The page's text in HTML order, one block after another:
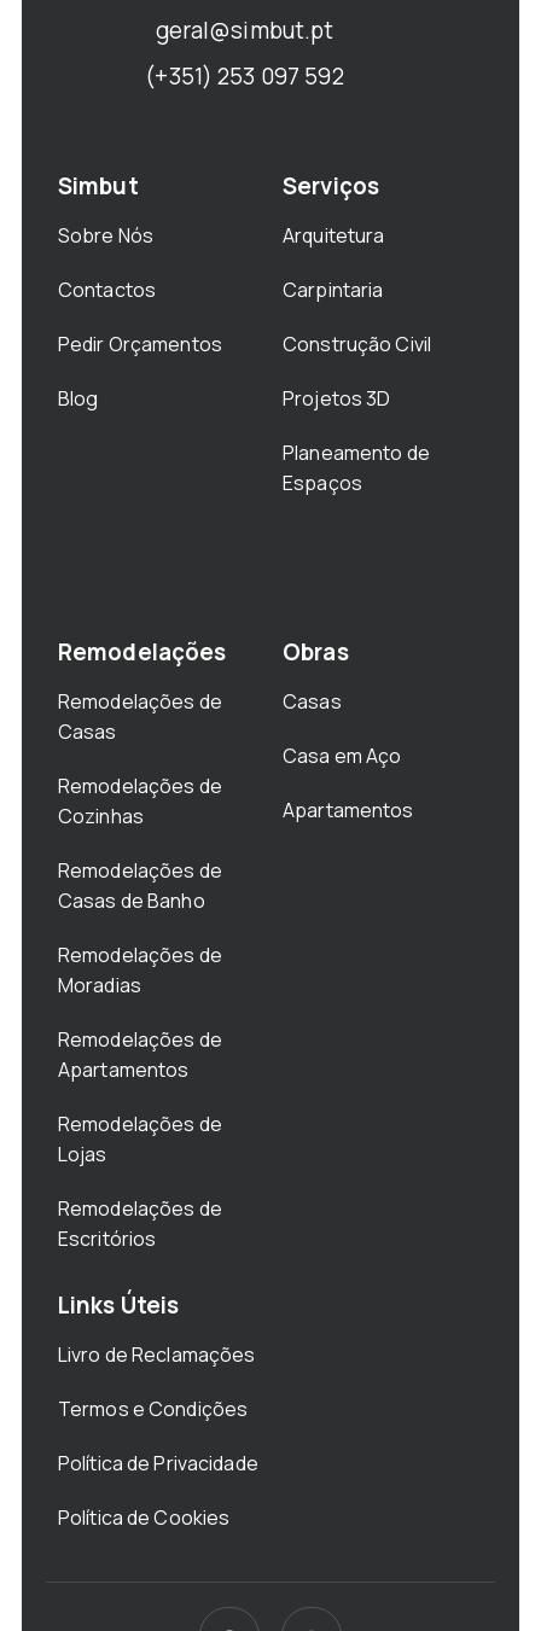
geral@simbut.pt
(+351) 253 097 592
Simbut
Sobre Nós
Contactos
Pedir Orçamentos
Blog
Serviços
Arquitetura
Carpintaria
Construção Civil
Projetos 3D
Planeamento de
Espaços
Remodelações
Remodelações de
Casas
Remodelações de
Cozinhas
Remodelações de
Casas de Banho
Remodelações de
Moradias
Remodelações de
Apartamentos
Remodelações de
Lojas
Remodelações de
Escritórios
Obras
Casas
Casa em Aço
Apartamentos
Links Úteis
Livro de Reclamações
Termos e Condições
Política de Privacidade
Política de Cookies